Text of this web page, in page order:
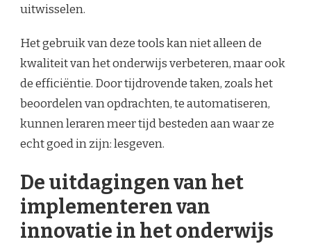
uitwisselen.
Het gebruik van deze tools kan niet alleen de
kwaliteit van het onderwijs verbeteren, maar ook
de efficiëntie. Door tijdrovende taken, zoals het
beoordelen van opdrachten, te automatiseren,
kunnen leraren meer tijd besteden aan waar ze
echt goed in zijn: lesgeven.
De uitdagingen van het
implementeren van
innovatie in het onderwijs